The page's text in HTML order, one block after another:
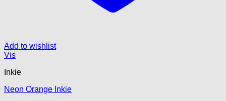
Add to wishlist
Vis
Inkie
Neon Orange Inkie